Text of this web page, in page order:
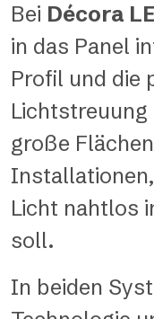
Bei Décora
in das Panel
Profil und die
große
Licht nahtlos
soll.
In beiden